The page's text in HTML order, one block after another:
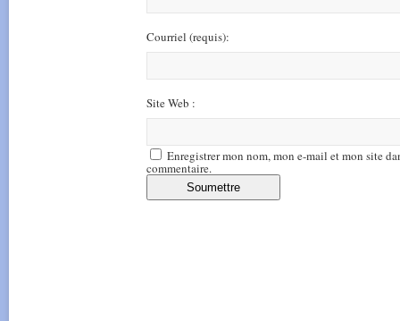
Courriel (requis):
Site Web :
Enregistrer mon nom, mon e-mail et mon site
commentaire.